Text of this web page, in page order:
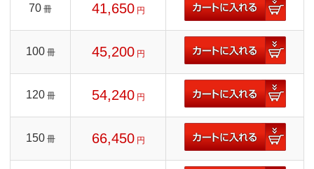
70 冊 41,650 円
100 冊 45,200 円
120 冊 54,240 円
150 冊 66,450 円